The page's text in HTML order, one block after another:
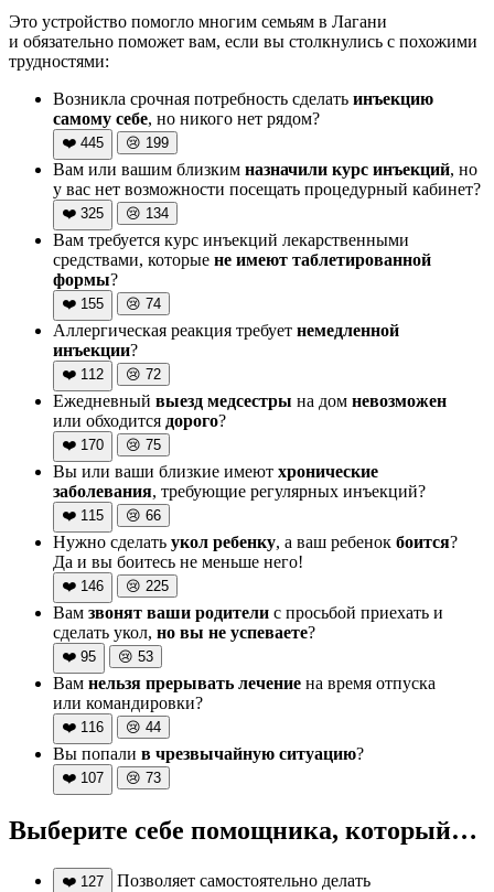
Это устройство помогло многим семьям в Лагани
и обязательно поможет вам, если вы столкнулись с похожими
трудностями:
Возникла срочная потребность сделать инъекцию
самому себе, но никого нет рядом?
❤️ 445 😢 199
Вам или вашим близким назначили курс инъекций, но
у вас нет возможности посещать процедурный кабинет?
❤️ 325 😢 134
Вам требуется курс инъекций лекарственными
средствами, которые не имеют таблетированной
формы?
❤️ 155 😢 74
Аллергическая реакция требует немедленной
инъекции?
❤️ 112 😢 72
Ежедневный выезд медсестры на дом невозможен
или обходится дорого?
❤️ 170 😢 75
Вы или ваши близкие имеют хронические
заболевания, требующие регулярных инъекций?
❤️ 115 😢 66
Нужно сделать укол ребенку, а ваш ребенок боится?
Да и вы боитесь не меньше него!
❤️ 146 😢 225
Вам звонят ваши родители с просьбой приехать и
сделать укол, но вы не успеваете?
❤️ 95 😢 53
Вам нельзя прерывать лечение на время отпуска
или командировки?
❤️ 116 😢 44
Вы попали в чрезвычайную ситуацию?
❤️ 107 😢 73
Выберите себе помощника, который…
❤️ 127
Позволяет самостоятельно делать